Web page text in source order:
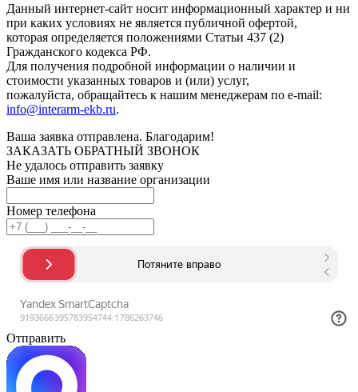
Данный интернет-сайт носит информационный характер и ни
при каких условиях не является публичной офертой,
которая определяется положениями Статьи 437 (2)
Гражданского кодекса РФ.
Для получения подробной информации о наличии и
стоимости указанных товаров и (или) услуг,
пожалуйста, обращайтесь к нашим менеджерам по e-mail:
info@interarm-ekb.ru.
Ваша заявка отправлена. Благодарим!
ЗАКАЗАТЬ ОБРАТНЫЙ ЗВОНОК
Не удалось отправить заявку
Ваше имя или название организации
Номер телефона
Отправить